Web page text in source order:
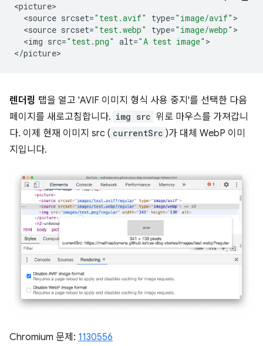
<picture
<source srcset="test.avif" type="image/avif"
<source srcset="test.webp" type="image/webp"
<img src="test.png" alt="A test image" >
</picture
렌더링 탭을 열고 'AVIF 이미지 형식 사용 중지'를 선택한 다음
페이지를 새로고침합니다. img src 위로 마우스를 가져갑니
다. 이제 현재 이미지 src ( currentSrc )가 대체 WebP 이미
지입니다.
Chromium 문제: 1130556